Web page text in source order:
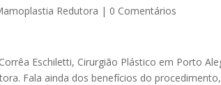
Redutora | 0 Comentários
Eschiletti, Cirurgião Plástico em Porto
Fala ainda dos benefícios do